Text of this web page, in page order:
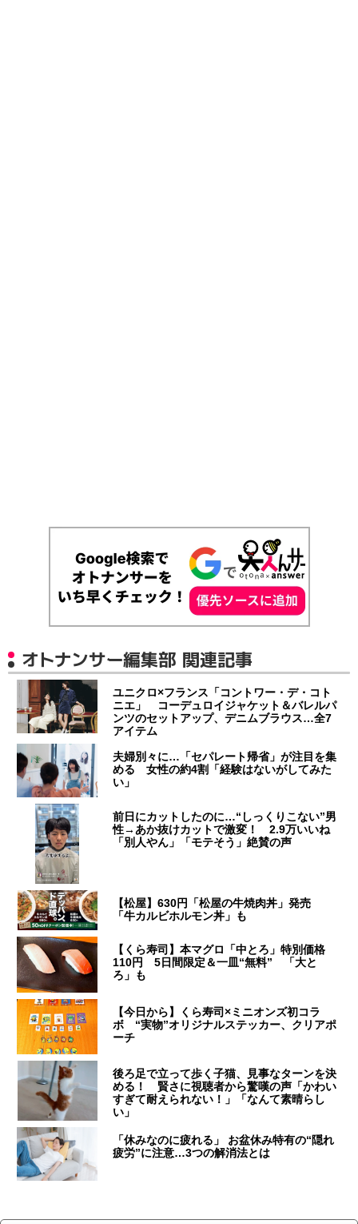
オトナンサー編集部 関連記事
ユニクロ×フランス「コントワー・デ・コト
ニエ」 コーデュロイジャケット＆バレルパ
ンツのセットアップ、デニムブラウス…全7
アイテム
夫婦別々に…「セパレート帰省」が注目を集
める 女性の約4割「経験はないがしてみた
い」
前日にカットしたのに…“しっくりこない”男
性→あか抜けカットで激変！ 2.9万いいね
「別人やん」「モテそう」絶賛の声
【松屋】630円「松屋の牛焼肉丼」発売
「牛カルビホルモン丼」も
【くら寿司】本マグロ「中とろ」特別価格
110円 5日間限定＆一皿“無料” 「大と
ろ」も
【今日から】くら寿司×ミニオンズ初コラ
ボ “実物”オリジナルステッカー、クリアポ
ーチ
後ろ足で立って歩く子猫、見事なターンを決
める！ 賢さに視聴者から驚嘆の声「かわい
すぎて耐えられない！」「なんて素晴らし
い」
「休みなのに疲れる」 お盆休み特有の“隠れ
疲労”に注意…3つの解消法とは